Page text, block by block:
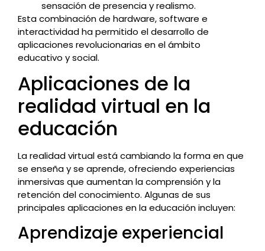
sensación de presencia y realismo.
Esta combinación de hardware, software e
interactividad ha permitido el desarrollo de
aplicaciones revolucionarias en el ámbito
educativo y social.
Aplicaciones de la
realidad virtual en la
educación
La realidad virtual está cambiando la forma en que
se enseña y se aprende, ofreciendo experiencias
inmersivas que aumentan la comprensión y la
retención del conocimiento. Algunas de sus
principales aplicaciones en la educación incluyen:
Aprendizaje experiencial